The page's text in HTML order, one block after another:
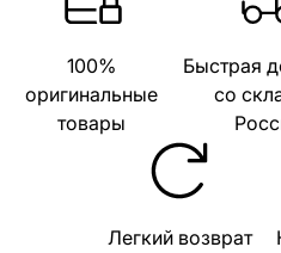
100%
оригинальные
товары
Быстрая
со
Легкий возврат